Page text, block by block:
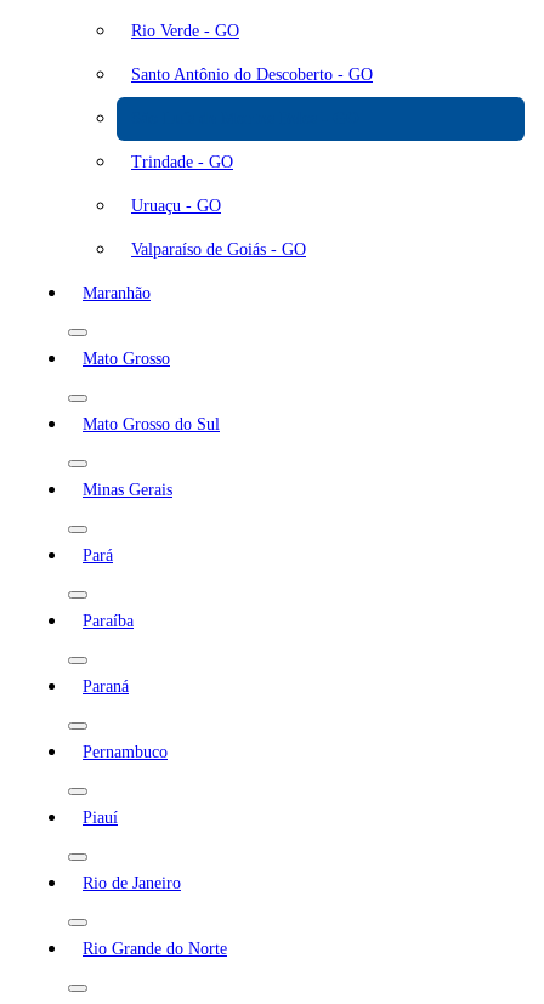
Rio Verde - GO
Santo Antônio do Descoberto - GO
Trindade - GO
Uruaçu - GO
Valparaíso de Goiás - GO
Maranhão
Mato Grosso
Mato Grosso do Sul
Minas Gerais
Pará
Paraíba
Paraná
Pernambuco
Piauí
Rio de Janeiro
Rio Grande do Norte